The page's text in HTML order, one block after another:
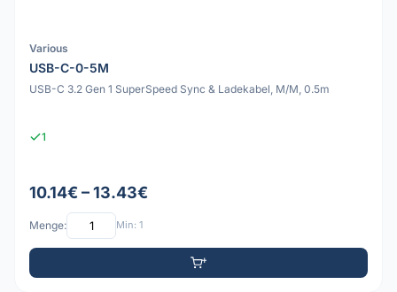
Various
USB-C-0-5M
USB-C 3.2 Gen 1 SuperSpeed Sync & Ladekabel, M/M, 0.5m
1
10.14€ – 13.43€
Menge: Min: 1